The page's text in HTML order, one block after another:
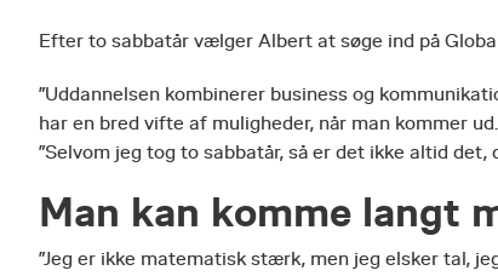
Efter to sabbatår vælger Albert at søge ind på
”Uddannelsen kombinerer business og
har en bred vifte af muligheder, når man kommer
”Selvom jeg tog to sabbatår, så er det ikke altid
Man kan komme langt
”Jeg er ikke matematisk stærk, men jeg elsker tal,